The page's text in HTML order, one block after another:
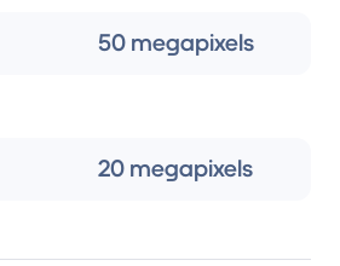
50 megapixels
20 megapixels